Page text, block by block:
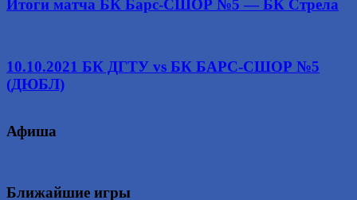
Итоги матча БК Барс-СШОР №5 — БК Стрела
10.10.2021 БК ДГТУ vs БК БАРС-СШОР №5
(ДЮБЛ)
Афиша
Ближайшие игры